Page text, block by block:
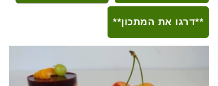
**דרגו את המתכון**